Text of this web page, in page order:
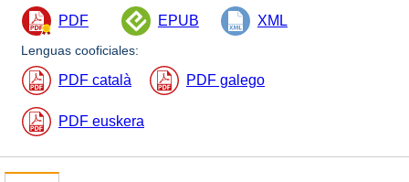
PDF EPUB XML
Lenguas cooficiales:
PDF català PDF galego
PDF euskera